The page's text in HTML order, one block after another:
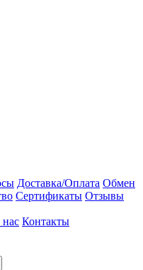
Доставка/Оплата Обмен
Сертификаты Отзывы
Контакты